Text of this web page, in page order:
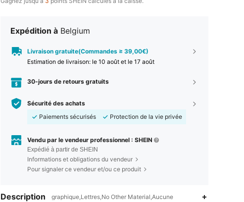
Expédition à Belgium
Livraison gratuite(Commandes ≥ 39,00€)
Estimation de livraison: le 10 août et le 17 août
30-jours de retours gratuits
Sécurité des achats
Paiements sécurisés
Protection de la vie privée
Vendu par le vendeur professionnel : SHEIN
Expédié à partir de SHEIN
Informations et obligations du vendeur
Pour signaler ce vendeur et/ou ce produit
Description graphique,Lettres,No Other Material,Aucune